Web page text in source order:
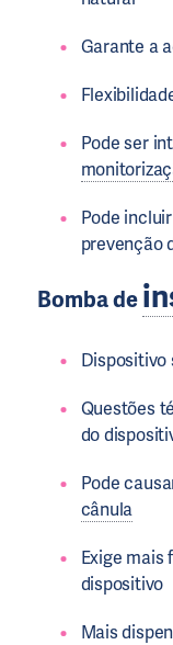
Garante a
Pode ser
Pode
prevenção
Bomba de
Dispositivo
Questões
do
Pode
cânula
Exige mais
dispositivo
Mais